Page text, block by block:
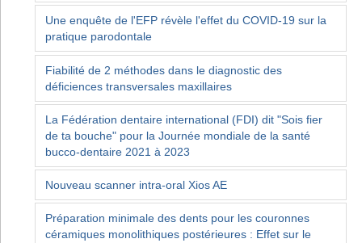
Une enquête de l'EFP révèle l'effet du COVID-19 sur la
pratique parodontale
Fiabilité de 2 méthodes dans le diagnostic des
déficiences transversales maxillaires
La Fédération dentaire international (FDI) dit "Sois fier
de ta bouche" pour la Journée mondiale de la santé
bucco-dentaire 2021 à 2023
Nouveau scanner intra-oral Xios AE
Préparation minimale des dents pour les couronnes
céramiques monolithiques postérieures : Effet sur le